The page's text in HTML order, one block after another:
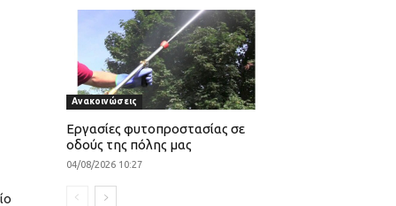
Ανακοινώσεις
Εργασίες φυτοπροστασίας σε
οδούς της πόλης μας
04/08/2026 10:27